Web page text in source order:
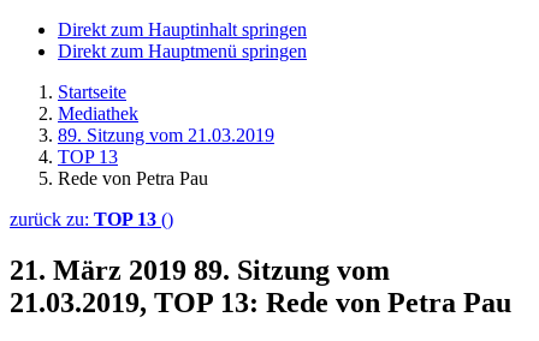
Direkt zum Hauptinhalt springen
Direkt zum Hauptmenü springen
Startseite
Mediathek
89. Sitzung vom 21.03.2019
TOP 13
Rede von Petra Pau
zurück zu: TOP 13 ()
21. März 2019 89. Sitzung vom
21.03.2019, TOP 13: Rede von Petra Pau